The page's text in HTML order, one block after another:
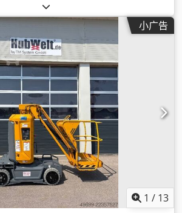
小广告
1 / 13